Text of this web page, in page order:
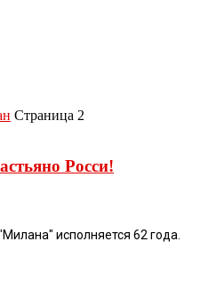
Страница 2
Росси!
исполняется 62 года.